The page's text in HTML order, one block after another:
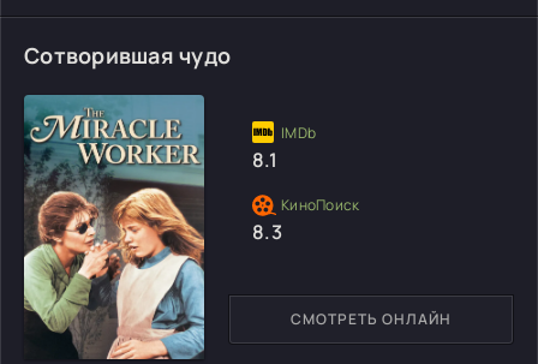
Сотворившая чудо
СМОТРЕТЬ ОНЛАЙН
8.1
8.3